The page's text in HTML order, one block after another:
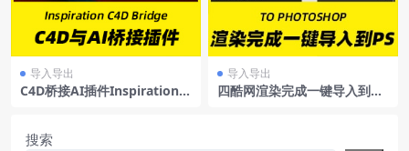
导入导出
C4D桥接AI插件Inspiration_
导入导出
四酷网渲染完成一键导入到PS
搜索